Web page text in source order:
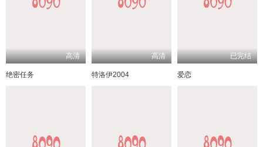
高清
绝密任务
高清
特洛伊2004
已完结
爱恋